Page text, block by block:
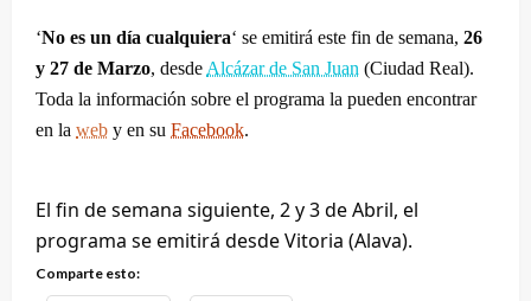
‘No es un día cualquiera‘ se emitirá este fin de semana, 26
y 27 de Marzo, desde Alcázar de San Juan (Ciudad Real).
Toda la información sobre el programa la pueden encontrar
en la web y en su Facebook.
El fin de semana siguiente, 2 y 3 de Abril, el
programa se emitirá desde Vitoria (Alava).
Comparte esto: